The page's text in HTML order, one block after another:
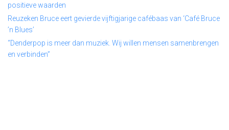
positieve waarden
Reuzeken Bruce eert gevierde vijftigjarige cafébaas van ‘Café Bruce
’n Blues’
“Denderpop is meer dan muziek. Wij willen mensen samenbrengen
en verbinden”